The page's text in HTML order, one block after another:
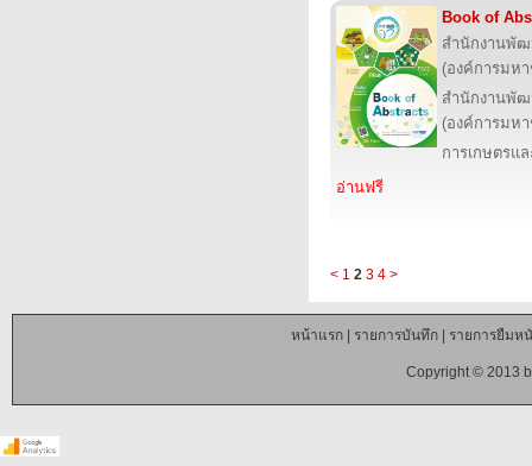
Book of
สำนักงานพัฒ
(องค์การมห
สำนักงานพัฒ
(องค์การมห
การเกษตรแ
อ่านฟรี
< 1 2 3 4 >
หน้าแรก| รายการบันทึก| รายการยืมห
Copyright © 2013